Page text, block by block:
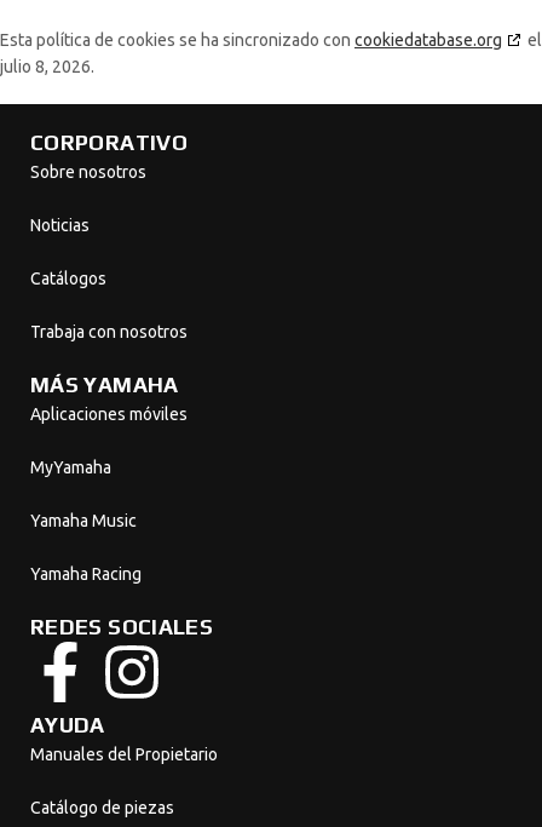
Esta política de cookies se ha sincronizado con cookiedatabase.org
el
julio 8, 2026.
CORPORATIVO
Sobre nosotros
Noticias
Catálogos
Trabaja con nosotros
MÁS YAMAHA
Aplicaciones móviles
MyYamaha
Yamaha Music
Yamaha Racing
REDES SOCIALES
AYUDA
Manuales del Propietario
Catálogo de piezas